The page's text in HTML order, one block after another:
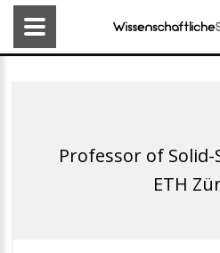
Professor of
ETH